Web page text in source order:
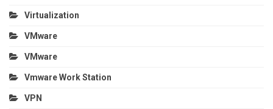
Virtualization
VMware
VMware
Vmware Work Station
VPN